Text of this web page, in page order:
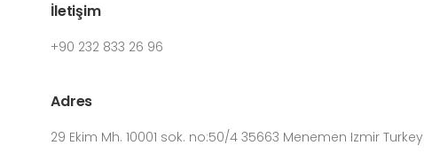
İletişim
+90 232 833 26 96
Adres
29 Ekim Mh. 10001 sok. no:50/4 35663 Menemen Izmir Turkey